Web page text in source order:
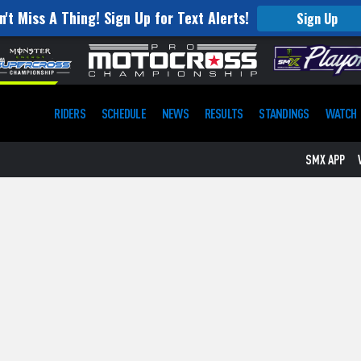
Miss A Thing! Sign Up for Text Alerts! Sign Up
RIDERS SCHEDULE NEWS RESULTS STANDINGS WATCH
SMX APP